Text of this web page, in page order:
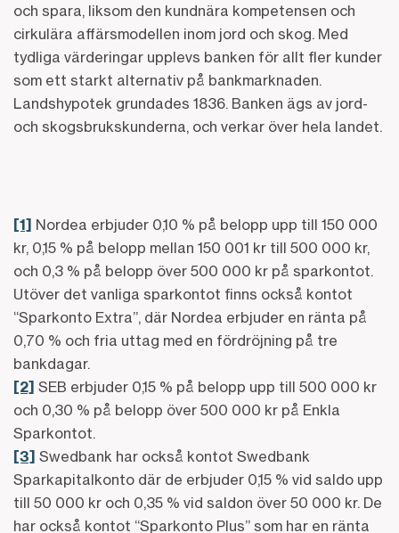
och spara, liksom den kundnära kompetensen och
cirkulära affärsmodellen inom jord och skog. Med
tydliga värderingar upplevs banken för allt fler kunder
som ett starkt alternativ på bankmarknaden.
Landshypotek grundades 1836. Banken ägs av jord-
och skogsbrukskunderna, och verkar över hela landet.
[1] Nordea erbjuder 0,10 % på belopp upp till 150 000
kr, 0,15 % på belopp mellan 150 001 kr till 500 000 kr,
och 0,3 % på belopp över 500 000 kr på sparkontot.
Utöver det vanliga sparkontot finns också kontot
“Sparkonto Extra”, där Nordea erbjuder en ränta på
0,70 % och fria uttag med en fördröjning på tre
bankdagar.
[2] SEB erbjuder 0,15 % på belopp upp till 500 000 kr
och 0,30 % på belopp över 500 000 kr på Enkla
Sparkontot.
[3] Swedbank har också kontot Swedbank
Sparkapitalkonto där de erbjuder 0,15 % vid saldo upp
till 50 000 kr och 0,35 % vid saldon över 50 000 kr. De
har också kontot “Sparkonto Plus” som har en ränta